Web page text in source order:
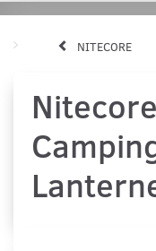
NITECORE
Nitecore